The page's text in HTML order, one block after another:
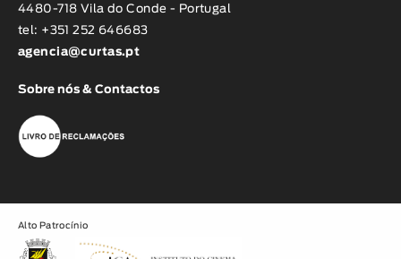
4480-718 Vila do Conde - Portugal
tel: +351 252 646683
agencia@curtas.pt
Sobre nós & Contactos
Alto Patrocínio